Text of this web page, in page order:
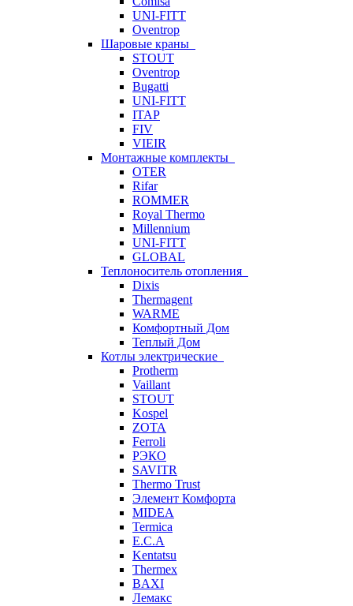
UNI-FITT
Oventrop
Шаровые краны
STOUT
Oventrop
Bugatti
UNI-FITT
ITAP
FIV
VIEIR
Монтажные комплекты
OTER
Rifar
ROMMER
Royal Thermo
Millennium
UNI-FITT
GLOBAL
Теплоноситель отопления
Dixis
Thermagent
WARME
Комфортный Дом
Теплый Дом
Котлы электрические
Protherm
Vaillant
STOUT
Kospel
ZOTA
Ferroli
РЭКО
SAVITR
Thermo Trust
Элемент Комфорта
MIDEA
Termica
E.C.A
Kentatsu
Thermex
BAXI
Лемакс